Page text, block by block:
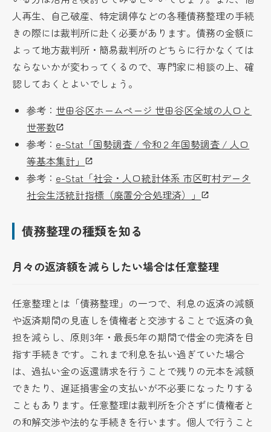
人再生、自己破産、特定調停などの各種債務整理の手続
きの際には裁判所に赴く必要があります。債務の金額に
よって地方裁判所・簡易裁判所のどちらに行かなくては
ならないかが変わってくるので、専門家に相談の上、確
認しておくとよいでしょう。
参考： 世田谷区ホームページ 世田谷区全域の人口と
世帯数
参考： e-Stat「国勢調査 / 令和２年国勢調査 / 人口
等基本集計」
参考： e-Stat「社会・人口統計体系 市区町村データ
社会生活統計指標（廃置分合処理済）」
債務整理の種類を知る
月々の返済額を減らしたい場合は任意整理
任意整理とは「債務整理」の一つで、利息の返済の減額
や返済期間の見直しを債権者と交渉することで返済の負
担を減らし、原則3年・最長5年の期間で借金の完済を目
指す手続きです。これまで利息を払い過ぎていた場合
は、過払い金の返還請求を行うことで残りの元本を減額
できたり、遅延損害金の支払いが不必要になったりする
こともあります。任意整理は裁判所を介さずに債権者と
の和解交渉や法的な手続きを行います。個人で行うこと